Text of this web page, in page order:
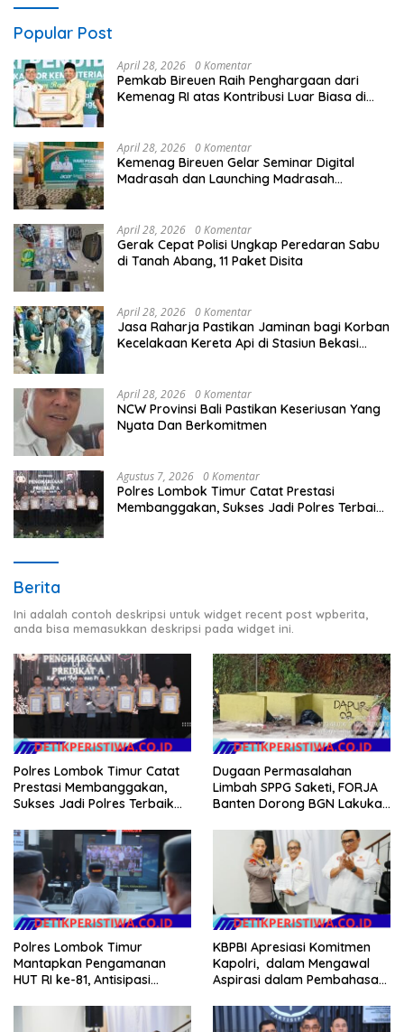
Popular Post
April 28, 2026 0 Komentar
Pemkab Bireuen Raih Penghargaan dari
Kemenag RI atas Kontribusi Luar Biasa di
April 28, 2026 0 Komentar
Kemenag Bireuen Gelar Seminar Digital
Madrasah dan Launching Madrasah
April 28, 2026 0 Komentar
Gerak Cepat Polisi Ungkap Peredaran Sabu
di Tanah Abang, 11 Paket Disita
April 28, 2026 0 Komentar
Jasa Raharja Pastikan Jaminan bagi Korban
Kecelakaan Kereta Api di Stasiun Bekasi
April 28, 2026 0 Komentar
NCW Provinsi Bali Pastikan Keseriusan Yang
Nyata Dan Berkomitmen
Agustus 7, 2026 0 Komentar
Polres Lombok Timur Catat Prestasi
Membanggakan, Sukses Jadi Polres Terbaik
Berita
Ini adalah contoh deskripsi untuk widget recent post wpberita,
anda bisa memasukkan deskripsi pada widget ini.
Polres Lombok Timur Catat
Prestasi Membanggakan,
Sukses Jadi Polres Terbaik
NTB
Dugaan Permasalahan
Limbah SPPG Saketi, FORJA
Banten Dorong BGN Lakukan
Polres Lombok Timur
Mantapkan Pengamanan
HUT RI ke-81, Antisipasi
Agenda Kapolri
KBPBI Apresiasi Komitmen
Kapolri, dalam Mengawal
Aspirasi dalam Pembahasan